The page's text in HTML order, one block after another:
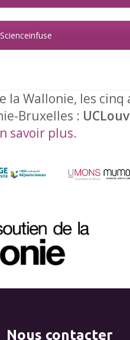
la Wallonie, les
Bruxelles :
savoir plus.
Nous contacter